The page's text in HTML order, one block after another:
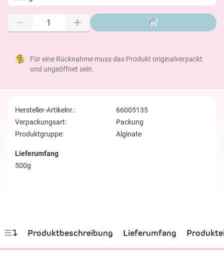
Für eine Rücknahme muss das Produkt originalverpackt
und ungeöffnet sein.
Hersteller-Artikelnr.:
66005135
Verpackungsart:
Packung
Produktgruppe:
Alginate
Lieferumfang
500g
Produktbeschreibung Lieferumfang